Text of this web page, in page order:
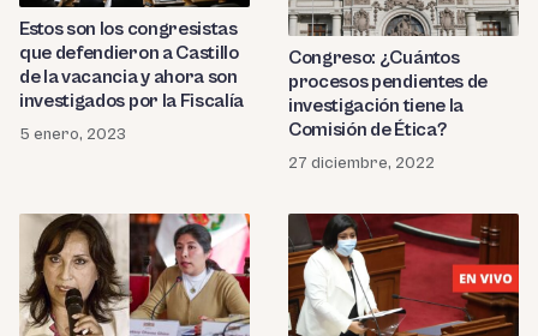
Estos son los congresistas
que defendieron a Castillo
de la vacancia y ahora son
investigados por la Fiscalía
5 enero, 2023
Congreso: ¿Cuántos
procesos pendientes de
investigación tiene la
Comisión de Ética?
27 diciembre, 2022